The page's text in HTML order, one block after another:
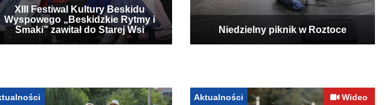
XIII Festiwal Kultury Beskidu
Wyspowego „Beskidzkie Rytmy i
Smaki” zawitał do Starej Wsi
Niedzielny piknik w Roztoce
Aktualności Wideo